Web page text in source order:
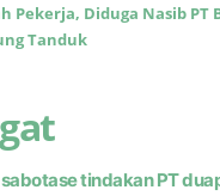
Pekerja, Diduga Nasib PT
Tanduk
tindakan PT